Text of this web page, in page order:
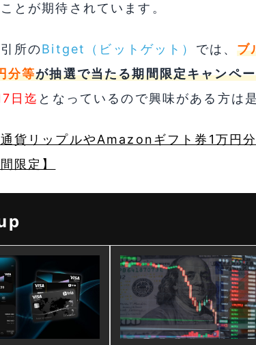
とが期待されています。
所のBitget（ビットゲット） では、ブ
分等が抽選で当たる期間限定キャンペ
日迄 となっているので興味がある方は
貨リップルやAmazonギフト券1万円
限定】